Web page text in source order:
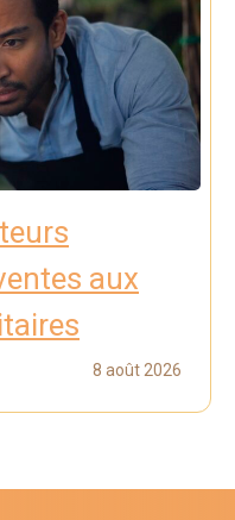
aux
8 août 2026